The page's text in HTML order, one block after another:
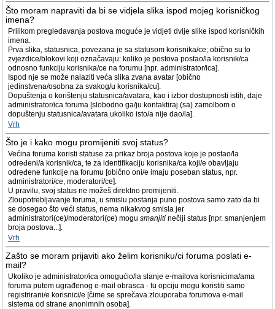
Što moram napraviti da bi se vidjela slika ispod mojeg korisničkog
imena?
Prilikom pregledavanja postova moguće je vidjeti dvije slike ispod korisničkih
imena.
Prva slika, statusnica, povezana je sa statusom korisnika/ce; obično su to
zvjezdice/blokovi koji označavaju: koliko je postova postao/la korisnik/ca
odnosno funkciju korisnika/ce na forumu [npr. administrator/ica].
Ispod nje se može nalaziti veća slika zvana avatar [obično
jedinstvena/osobna za svakog/u korisnika/cu].
Dopuštenja o korištenju statusnica/avatara, kao i izbor dostupnosti istih, daje
administrator/ica foruma [slobodno ga/ju kontaktiraj (sa) zamolbom o
dopuštenju statusnica/avatara ukoliko isto/a nije dao/la].
Vrh
Što je i kako mogu promijeniti svoj status?
Većina foruma koristi statuse za prikaz broja postova koje je postao/la
određeni/a korisnik/ca, te za identifikaciju korisnika/ca koji/e obavljaju
određene funkcije na forumu [obično oni/e imaju poseban status, npr.
administratori/ce, moderatori/ce].
U pravilu, svoj status ne možeš direktno promijeniti.
Zloupotrebljavanje foruma, u smislu postanja puno postova samo zato da bi
se dosegao što veći status, nema nikakvog smisla jer
administratori(ce)/moderatori(ce) mogu smanjiti nečiji status [npr. smanjenjem
broja postova...].
Vrh
Zašto se moram prijaviti ako želim korisniku/ci foruma poslati e-
mail?
Ukoliko je administrator/ica omogućio/la slanje e-mailova korisnicima/ama
foruma putem ugrađenog e-mail obrasca - tu opciju mogu koristiti samo
registrirani/e korisnici/e [čime se sprečava zlouporaba forumova e-mail
sistema od strane anonimnih osoba].